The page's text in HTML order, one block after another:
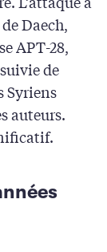
Daech,
APT-28,
de
Syriens
auteurs.